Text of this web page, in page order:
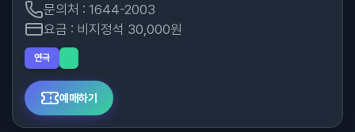
문의처 : 1644-2003
요금 : 비지정석 30,000원
연극
예매하기